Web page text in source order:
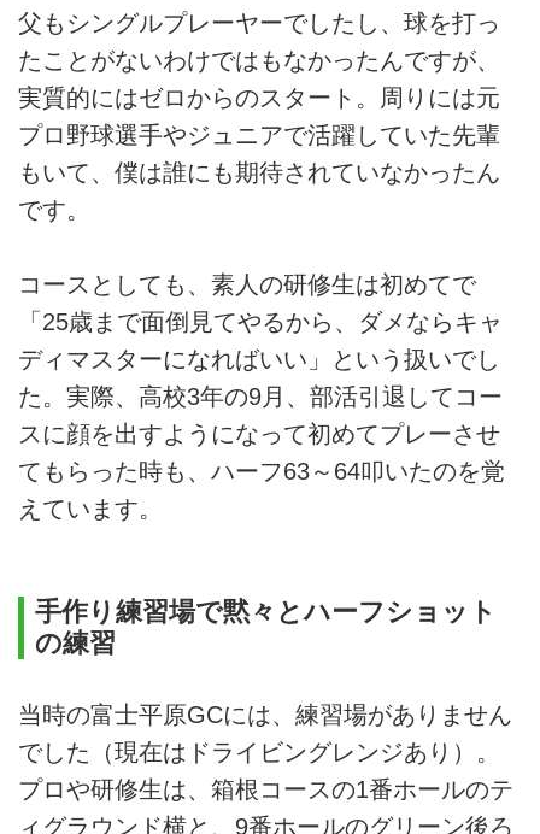
父もシングルプレーヤーでしたし、球を打っ
たことがないわけではもなかったんですが、
実質的にはゼロからのスタート。周りには元
プロ野球選手やジュニアで活躍していた先輩
もいて、僕は誰にも期待されていなかったん
です。
コースとしても、素人の研修生は初めてで
「25歳まで面倒見てやるから、ダメならキャ
ディマスターになればいい」という扱いでし
た。実際、高校3年の9月、部活引退してコー
スに顔を出すようになって初めてプレーさせ
てもらった時も、ハーフ63～64叩いたのを覚
えています。
手作り練習場で黙々とハーフショット
の練習
当時の富士平原GCには、練習場がありません
でした（現在はドライビングレンジあり）。
プロや研修生は、箱根コースの1番ホールのテ
ィグラウンド横と、9番ホールのグリーン後ろ